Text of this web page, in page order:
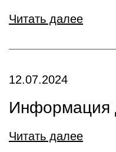
Читать далее
12.07.2024
Информация
Читать далее